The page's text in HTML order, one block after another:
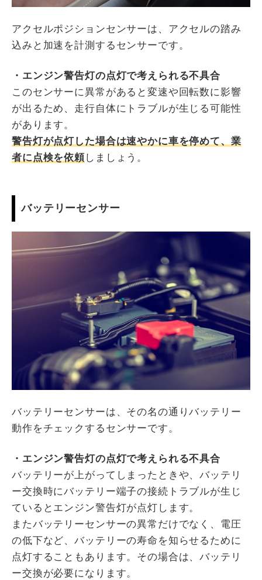
アクセルポジションセンサーは、アクセルの踏み
込みと加速を計測するセンサーです。
・エンジン警告灯の点灯で考えられる不具合
このセンサーに異常があると変速や回転数に影響
が出るため、走行自体にトラブルが生じる可能性
があります。
警告灯が点灯した場合は速やかに車を停めて、業
者に点検を依頼しましょう。
バッテリーセンサー
バッテリーセンサーは、その名の通りバッテリー
動作をチェックするセンサーです。
・エンジン警告灯の点灯で考えられる不具合
バッテリーが上がってしまったときや、バッテリ
ー交換時にバッテリー端子の接続トラブルが生じ
ているとエンジン警告灯が点灯します。
またバッテリーセンサーの異常だけでなく、電圧
の低下など、バッテリーの寿命を知らせるために
点灯することもあります。その場合は、バッテリ
ー交換が必要になります。